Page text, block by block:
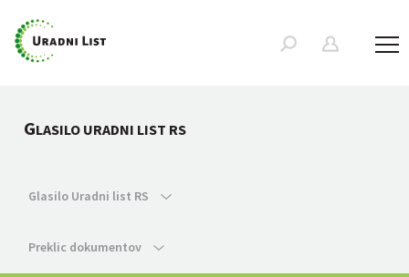
GLASILO URADNI LIST RS
Glasilo Uradni list RS
Preklic dokumentov